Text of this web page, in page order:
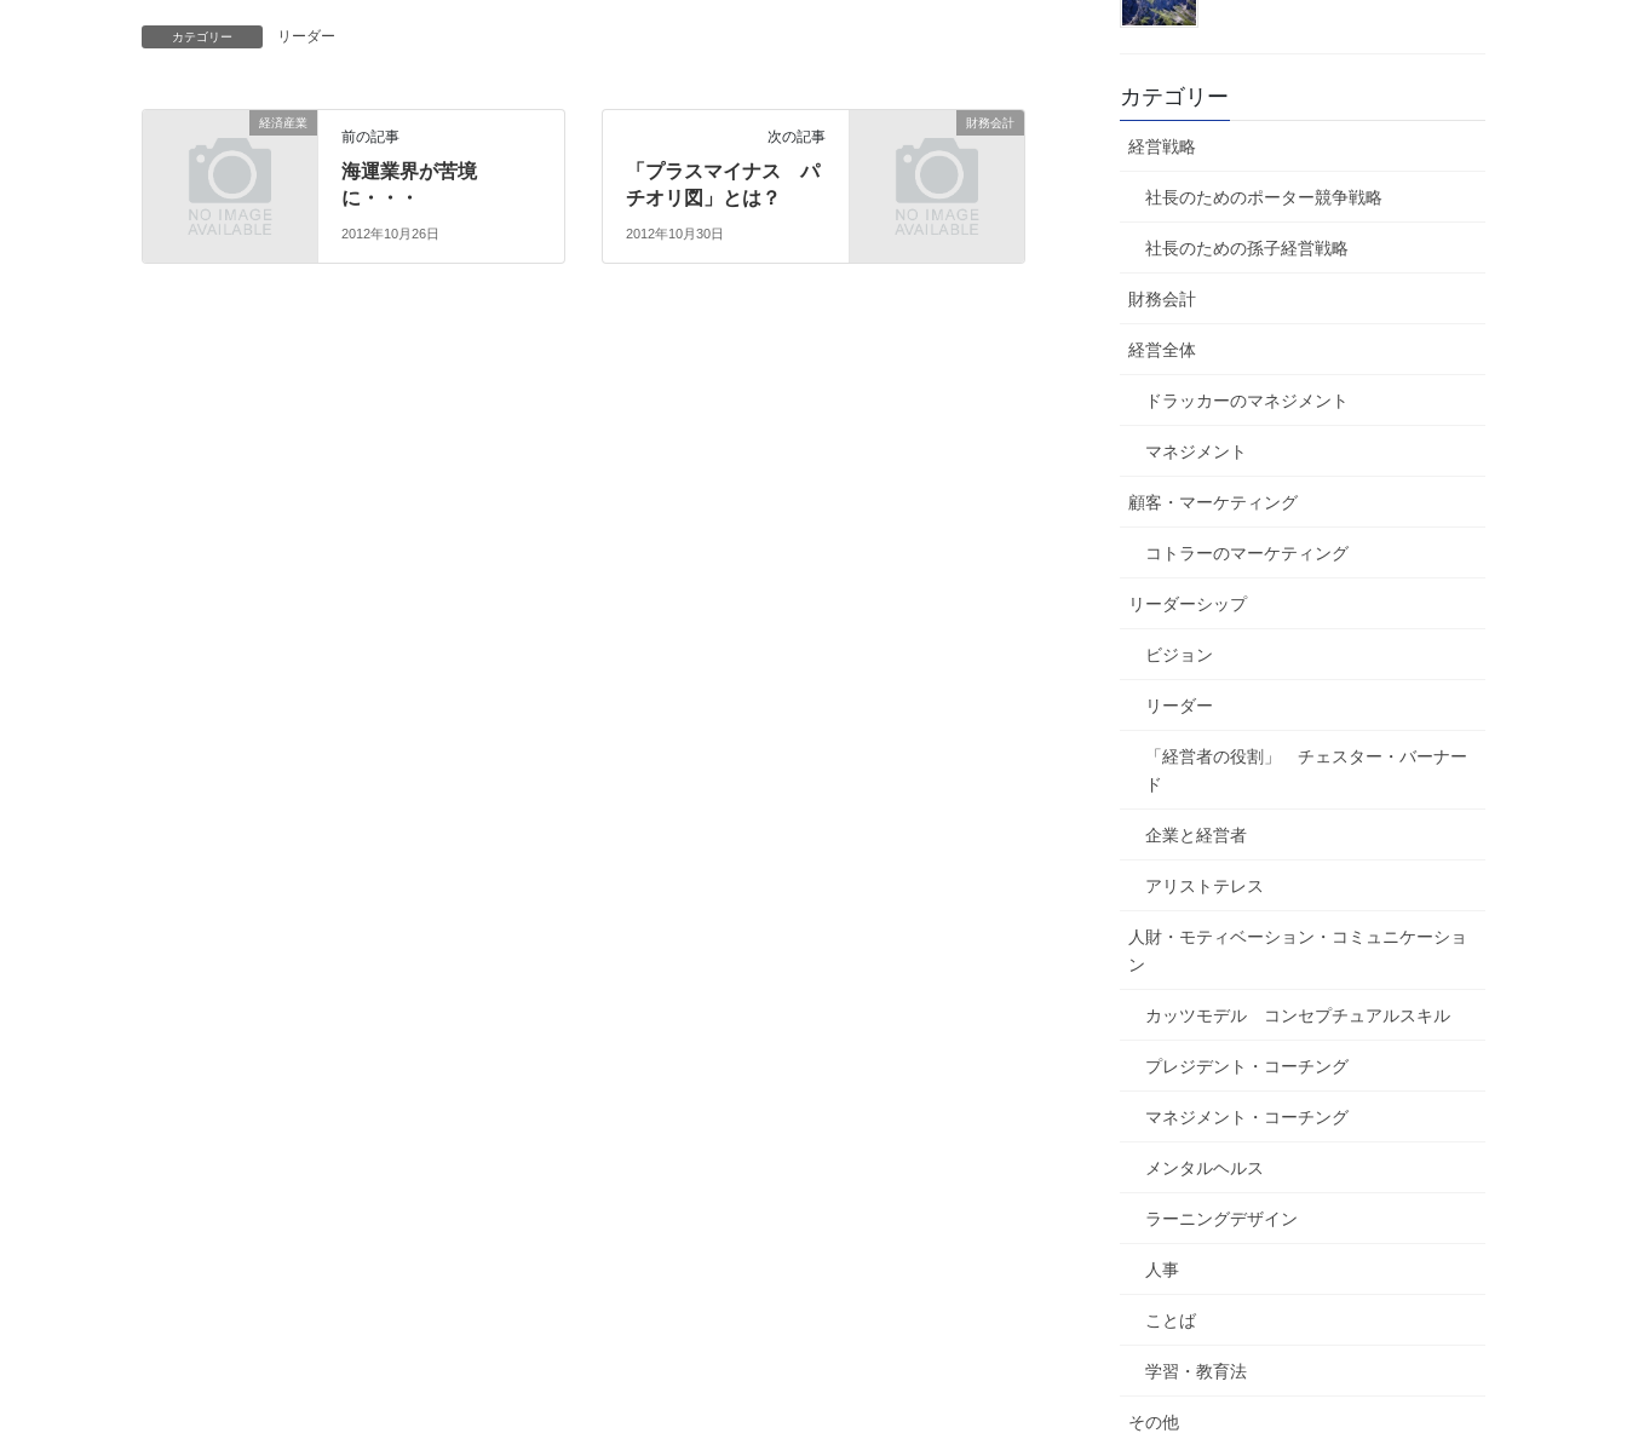
カテゴリー リーダー
経済産業
前の記事
海運業界が苦境
に・・・
2012年10月26日
財務会計
次の記事
「プラスマイナス パ
チオリ図」とは？
2012年10月30日
カテゴリー
経営戦略
社長のためのポーター競争戦略
社長のための孫子経営戦略
財務会計
経営全体
ドラッカーのマネジメント
マネジメント
顧客・マーケティング
コトラーのマーケティング
リーダーシップ
ビジョン
リーダー
「経営者の役割」 チェスター・バーナー
ド
企業と経営者
アリストテレス
人財・モティベーション・コミュニケーショ
ン
カッツモデル コンセプチュアルスキル
プレジデント・コーチング
マネジメント・コーチング
メンタルヘルス
ラーニングデザイン
人事
ことば
学習・教育法
その他